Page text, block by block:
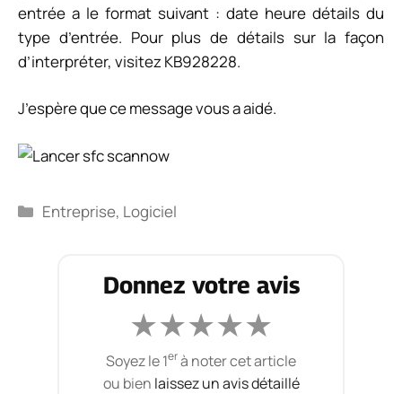
entrée a le format suivant : date heure détails du
type d’entrée. Pour plus de détails sur la façon
d’interpréter, visitez KB928228.
J’espère que ce message vous a aidé.
Catégories
Entreprise, Logiciel
Donnez votre avis
★★★★★
Soyez le 1erà noter cet article
ou bien laissez un avis détaillé